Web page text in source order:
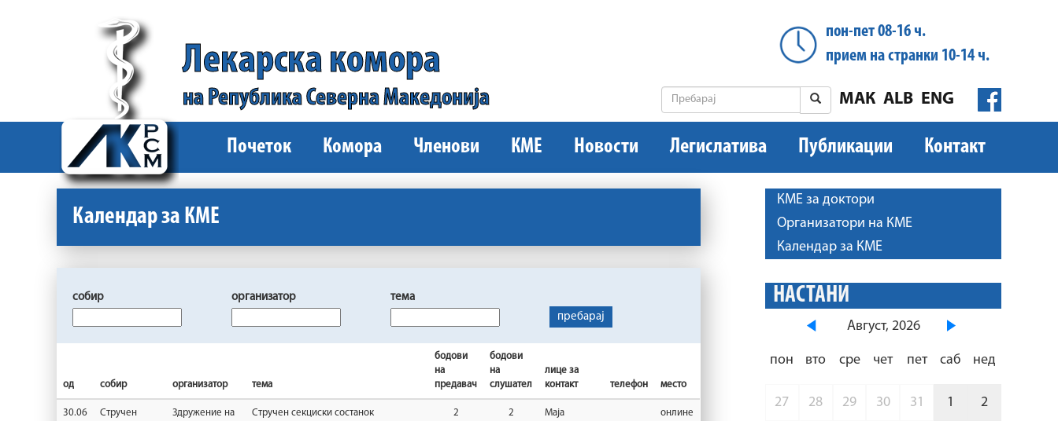
Лекарска комора
на Република Северна Македонија
пон-пет 08-16 ч.
прием на странки 10-14 ч.
ENG
ALB
МАК
Почеток Комора Членови КМЕ Новости Легислатива Публикации Контакт
Календар за КМЕ
собир организатор
тема
пребарај
од собир организатор тема
бодови
на
предавач
бодови
на
слушател
лице за
контакт
телефон место
30.06
Стручен
Здружение на
Стручен секциски состанок 2 2
Маја
онлине
КМЕ за доктори
Организатори на КМЕ
Календар за КМЕ
НАСТАНИ
Август, 2026
пон вто сре чет пет саб нед
27 28 29 30 31 1 2